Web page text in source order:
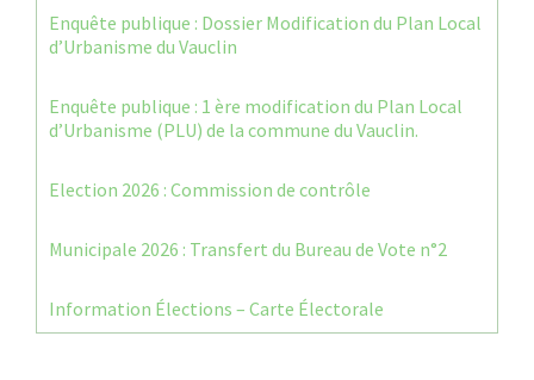
Enquête publique : Dossier Modification du Plan Local
d’Urbanisme du Vauclin
Enquête publique : 1 ère modification du Plan Local
d’Urbanisme (PLU) de la commune du Vauclin.
Election 2026 : Commission de contrôle
Municipale 2026 : Transfert du Bureau de Vote n°2
Information Élections – Carte Électorale